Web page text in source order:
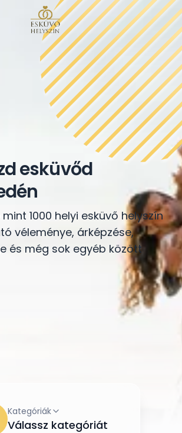
esküvőd
1000 helyi esküvő helyszín
véleménye, árképzése,
és még sok egyéb között
Kategóriák
Válassz kategóriát